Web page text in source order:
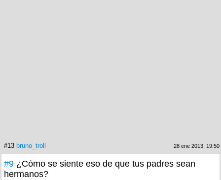
#13 bruno_troll 28 ene 2013, 19:50
#9 ¿Cómo se siente eso de que tus padres sean
hermanos?